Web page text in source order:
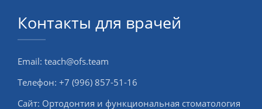
Контакты для врачей
Email: teach@ofs.team
Телефон: +7 (996) 857-51-16
Сайт: Ортодонтия и функциональная стоматология